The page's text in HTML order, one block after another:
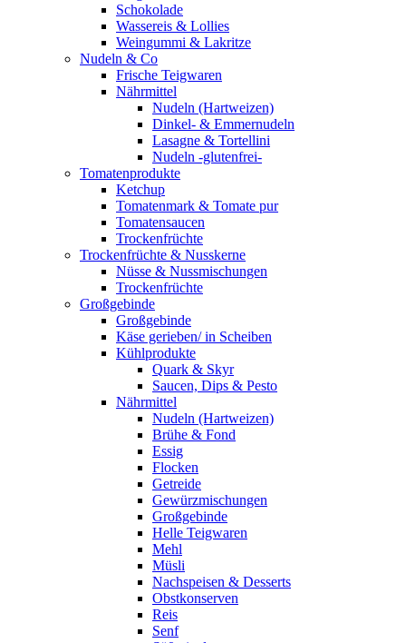
Schokolade
Wassereis & Lollies
Weingummi & Lakritze
Nudeln & Co
Frische Teigwaren
Nährmittel
Nudeln (Hartweizen)
Dinkel- & Emmernudeln
Lasagne & Tortellini
Nudeln -glutenfrei-
Tomatenprodukte
Ketchup
Tomatenmark & Tomate pur
Tomatensaucen
Trockenfrüchte
Trockenfrüchte & Nusskerne
Nüsse & Nussmischungen
Trockenfrüchte
Großgebinde
Großgebinde
Käse gerieben/ in Scheiben
Kühlprodukte
Quark & Skyr
Saucen, Dips & Pesto
Nährmittel
Nudeln (Hartweizen)
Brühe & Fond
Essig
Flocken
Getreide
Gewürzmischungen
Großgebinde
Helle Teigwaren
Mehl
Müsli
Nachspeisen & Desserts
Obstkonserven
Reis
Senf